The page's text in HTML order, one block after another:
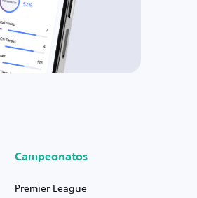
Campeonatos
Premier League